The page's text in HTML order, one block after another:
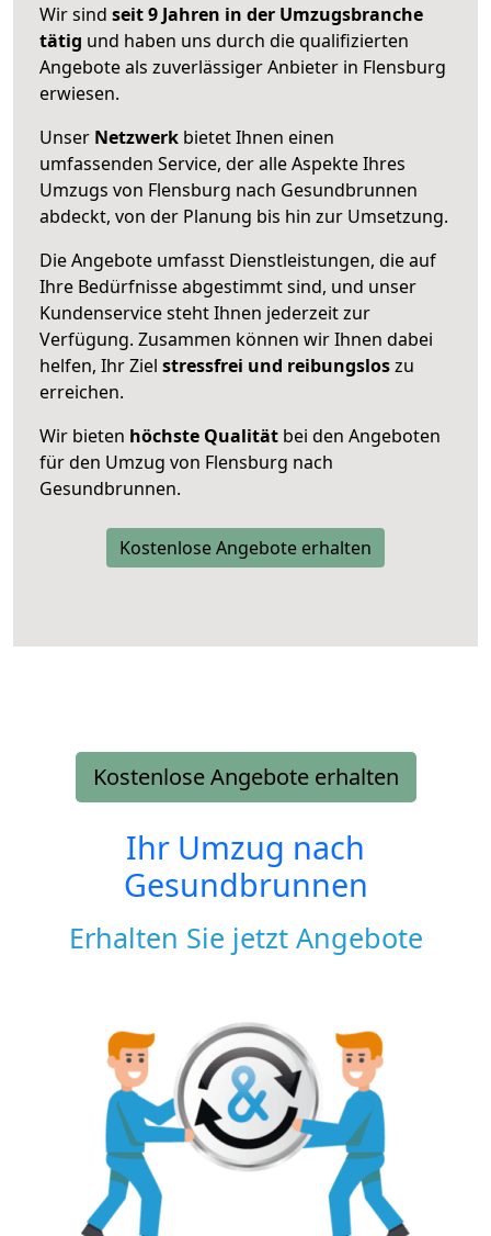
Wir sind seit 9 Jahren in der Umzugsbranche
tätig und haben uns durch die qualifizierten
Angebote als zuverlässiger Anbieter in Flensburg
erwiesen.
Unser Netzwerk bietet Ihnen einen
umfassenden Service, der alle Aspekte Ihres
Umzugs von Flensburg nach Gesundbrunnen
abdeckt, von der Planung bis hin zur Umsetzung.
Die Angebote umfasst Dienstleistungen, die auf
Ihre Bedürfnisse abgestimmt sind, und unser
Kundenservice steht Ihnen jederzeit zur
Verfügung. Zusammen können wir Ihnen dabei
helfen, Ihr Ziel stressfrei und reibungsloszu
erreichen.
Wir bieten höchste Qualität bei den Angeboten
für den Umzug von Flensburg nach
Gesundbrunnen.
Kostenlose Angebote erhalten
Kostenlose Angebote erhalten
Ihr Umzug nach
Gesundbrunnen
Erhalten Sie jetzt Angebote